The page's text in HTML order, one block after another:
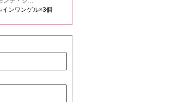
インワンゲル×3個